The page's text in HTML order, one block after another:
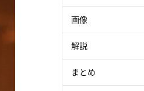
画像
解説
まとめ